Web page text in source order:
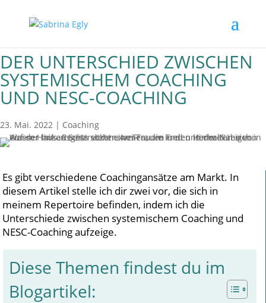
DER UNTERSCHIED ZWISCHEN
SYSTEMISCHEM COACHING
UND NESC-COACHING
23. Mai. 2022 | Coaching
Es gibt verschiedene Coachingansätze am Markt. In
diesem Artikel stelle ich dir zwei vor, die sich in
meinem Repertoire befinden, indem ich die
Unterschiede zwischen systemischem Coaching und
NESC-Coaching aufzeige.
Diese Themen findest du im
Blogartikel: